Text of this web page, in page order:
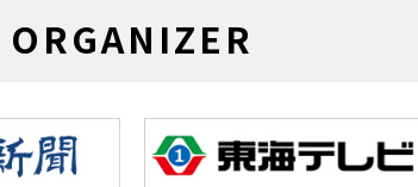
生の部」の結果を
生の部」の結果を
ORGANIZER